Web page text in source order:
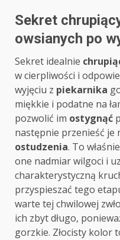
Sekret
owsianych po
Sekret idealnie
w cierpliwości i
wyjęciu z piekarnika
miękkie i podatne na
pozwolić im ostygnąć
następnie przenieść je
ostudzenia. To
one nadmiar wilgoci i
charakterystyczną
przyspieszać tego
warte tej chwilowej
ich zbyt długo,
gorzkie. Złocisty kolor